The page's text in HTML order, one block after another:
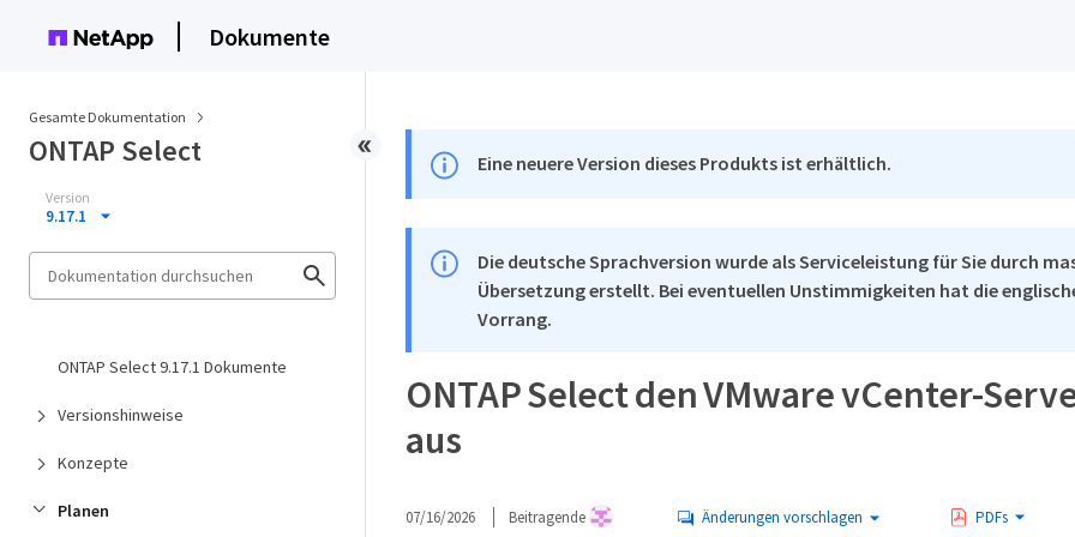
Dokumente
Gesamte Dokumentation
ONTAP Select
Version
9.17.1
ONTAP Select 9.17.1 Dokumente
Versionshinweise
Konzepte
Planen
Eine neuere Version dieses Produkts ist erhältlich.
Die deutsche Sprachversion wurde als Serviceleistung für Sie durch
Übersetzung erstellt. Bei eventuellen Unstimmigkeiten hat die
Vorrang.
ONTAP Select den VMware vCenter-
aus
07/16/2026 Beitragende Änderungen vorschlagen PDFs